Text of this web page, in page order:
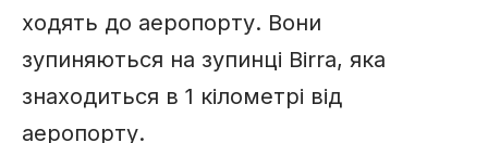
ходять до аеропорту. Вони
зупиняються на зупинці Birra, яка
знаходиться в 1 кілометрі від
аеропорту.